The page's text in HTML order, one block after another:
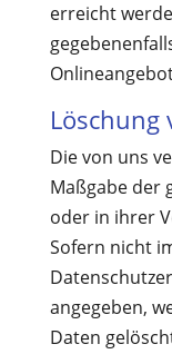
erreicht
Löschung
Die von uns
Maßgabe der
oder in ihrer
Sofern nicht
angegeben,
Daten